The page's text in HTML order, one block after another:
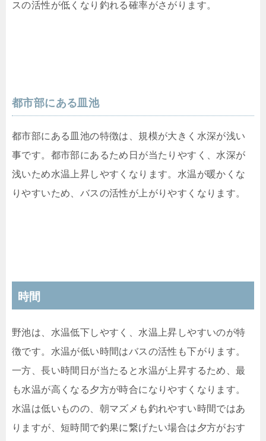
スの活性が低くなり釣れる確率がさがります。
都市部にある皿池
都市部にある皿池の特徴は、規模が大きく水深が浅い
事です。都市部にあるため日が当たりやすく、水深が
浅いため水温上昇しやすくなります。水温が暖かくな
りやすいため、バスの活性が上がりやすくなります。
時間
野池は、水温低下しやすく、水温上昇しやすいのが特
徴です。水温が低い時間はバスの活性も下がります。
一方、長い時間日が当たると水温が上昇するため、最
も水温が高くなる夕方が時合になりやすくなります。
水温は低いものの、朝マズメも釣れやすい時間ではあ
りますが、短時間で釣果に繋げたい場合は夕方がおす